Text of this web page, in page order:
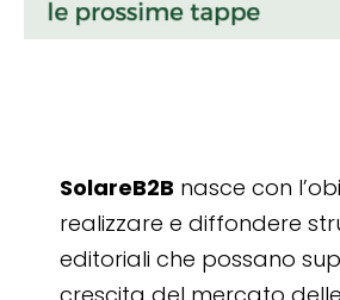
SolareB2B nasce con
realizzare e diffondere
editoriali che possano